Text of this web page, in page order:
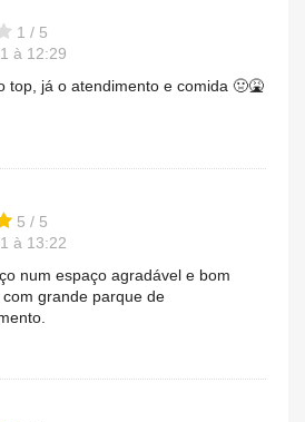
1 / 5
à 12:29
top, já o atendimento e comida 🤢🤮
5 / 5
à 13:22
num espaço agradável e bom
grande parque de